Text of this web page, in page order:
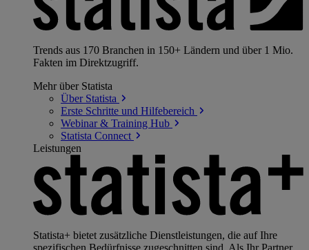
Trends aus 170 Branchen in 150+ Ländern und über 1 Mio.
Fakten im Direktzugriff.
Mehr über Statista
Über Statista
Erste Schritte und Hilfebereich
Webinar & Training Hub
Statista Connect
Leistungen
Statista+ bietet zusätzliche Dienstleistungen, die auf Ihre
spezifischen Bedürfnisse zugeschnitten sind. Als Ihr Partner